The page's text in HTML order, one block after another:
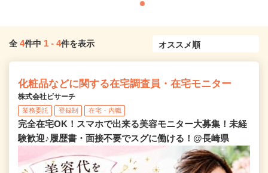
全 4件中 1 - 4件を表示
化粧品などに関する在宅調査員・在宅モニター
株式会社ビサーチ
業務委託 登録制 在宅・内職
完全在宅OK！スマホで出来る美容モニター大募集！未経
験歓迎♪履歴書・面接不要でスグに働ける！@長崎県